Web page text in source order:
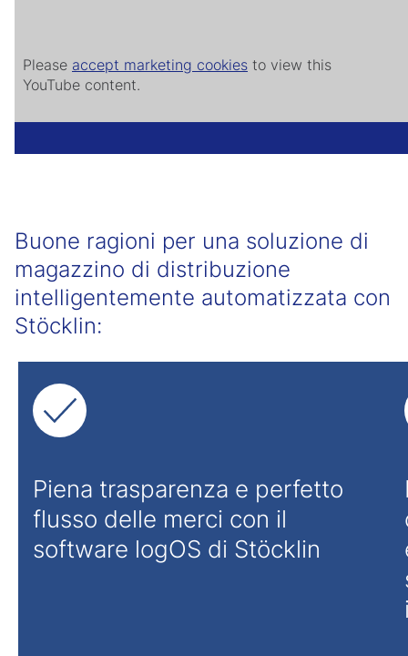
Please accept marketing cookies to view this
YouTube content.
Buone ragioni per una soluzione di
magazzino di distribuzione
intelligentemente automatizzata con
Stöcklin:
Piena trasparenza e perfetto
flusso delle merci con il
software logOS di Stöcklin